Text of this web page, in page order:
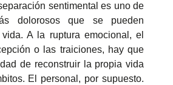
sentimental es uno de
dolorosos que se pueden
A la ruptura emocional, el
o las traiciones, hay que
de reconstruir la propia vida
El personal, por supuesto.